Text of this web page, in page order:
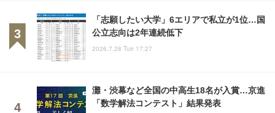
「志願したい大学」6エリアで私立が1位…国
公立志向は2年連続低下
2026.7.28 Tue 17:27
灘・渋幕など全国の中高生18名が入賞…京進
「数学解法コンテスト」結果発表